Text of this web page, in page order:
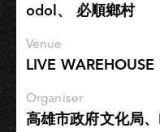
TAIWAN
odol、 必順鄉村
Venue
LIVE WAREHOUSE
Organiser
高雄市政府文化局